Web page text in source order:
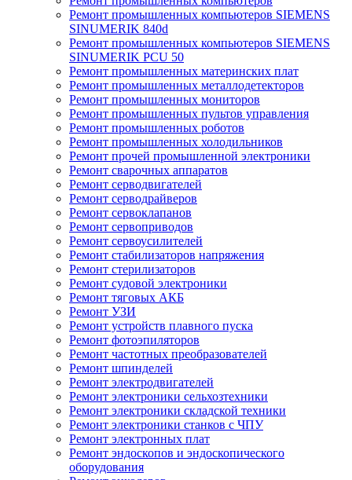
Ремонт промышленных компьютеров SIEMENS
SINUMERIK 840d
Ремонт промышленных компьютеров SIEMENS
SINUMERIK PCU 50
Ремонт промышленных материнских плат
Ремонт промышленных металлодетекторов
Ремонт промышленных мониторов
Ремонт промышленных пультов управления
Ремонт промышленных роботов
Ремонт промышленных холодильников
Ремонт прочей промышленной электроники
Ремонт сварочных аппаратов
Ремонт серводвигателей
Ремонт серводрайверов
Ремонт сервоклапанов
Ремонт сервоприводов
Ремонт сервоусилителей
Ремонт стабилизаторов напряжения
Ремонт стерилизаторов
Ремонт судовой электроники
Ремонт тяговых АКБ
Ремонт УЗИ
Ремонт устройств плавного пуска
Ремонт фотоэпиляторов
Ремонт частотных преобразователей
Ремонт шпинделей
Ремонт электродвигателей
Ремонт электроники сельхозтехники
Ремонт электроники складской техники
Ремонт электроники станков с ЧПУ
Ремонт электронных плат
Ремонт эндоскопов и эндоскопического
оборудования